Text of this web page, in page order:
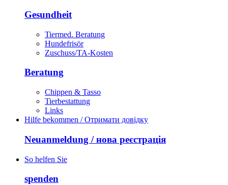
Gesundheit
Tiermed. Beratung
Hundefrisör
Zuschuss/TA-Kosten
Beratung
Chippen & Tasso
Tierbestattung
Links
Hilfe bekommen / Отримати довідку
Neuanmeldung / нова реєстрація
So helfen Sie
spenden